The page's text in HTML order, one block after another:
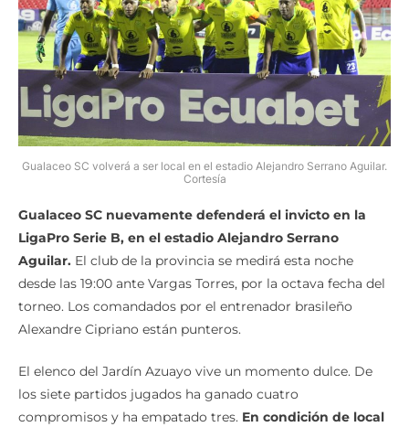
Gualaceo SC volverá a ser local en el estadio Alejandro Serrano Aguilar.
Cortesía
Gualaceo SC nuevamente defenderá el invicto en la
LigaPro Serie B, en el estadio Alejandro Serrano
Aguilar. El club de la provincia se medirá esta noche
desde las 19:00 ante Vargas Torres, por la octava fecha del
torneo. Los comandados por el entrenador brasileño
Alexandre Cipriano están punteros.
El elenco del Jardín Azuayo vive un momento dulce. De
los siete partidos jugados ha ganado cuatro
compromisos y ha empatado tres. En condición de local